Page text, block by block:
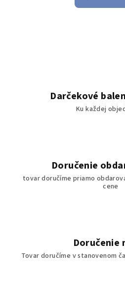
Darčekové
Ku každej
Doručenie
tovar doručíme priamo
cene
Doručenie
Tovar doručíme v stanovenom